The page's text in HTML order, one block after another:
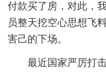
付款买了房，对此，
员整天挖空心思想飞
害己的下场。
最近国家严厉打